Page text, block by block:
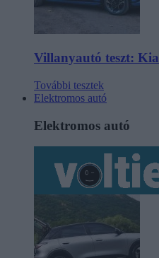
Villanyautó teszt:
További tesztek
Elektromos autó
Elektromos autó